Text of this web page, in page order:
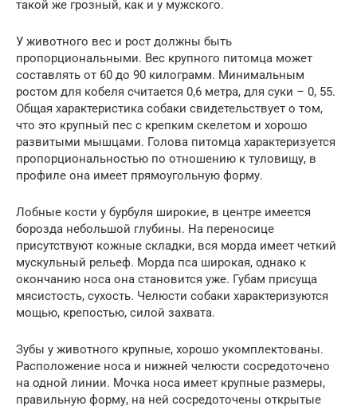
такой же грозный, как и у мужского.
У животного вес и рост должны быть
пропорциональными. Вес крупного питомца может
составлять от 60 до 90 килограмм. Минимальным
ростом для кобеля считается 0,6 метра, для суки – 0, 55.
Общая характеристика собаки свидетельствует о том,
что это крупный пес с крепким скелетом и хорошо
развитыми мышцами. Голова питомца характеризуется
пропорциональностью по отношению к туловищу, в
профиле она имеет прямоугольную форму.
Лобные кости у бурбуля широкие, в центре имеется
борозда небольшой глубины. На переносице
присутствуют кожные складки, вся морда имеет четкий
мускульный рельеф. Морда пса широкая, однако к
окончанию носа она становится уже. Губам присуща
мясистость, сухость. Челюсти собаки характеризуются
мощью, крепостью, силой захвата.
Зубы у животного крупные, хорошо укомплектованы.
Расположение носа и нижней челюсти сосредоточено
на одной линии. Мочка носа имеет крупные размеры,
правильную форму, на ней сосредоточены открытые